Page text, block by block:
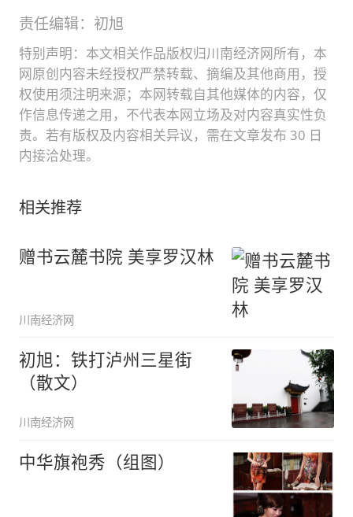
责任编辑：初旭
特别声明：本文相关作品版权归川南经济网所有，本
网原创内容未经授权严禁转载、摘编及其他商用，授
权使用须注明来源；本网转载自其他媒体的内容，仅
作信息传递之用，不代表本网立场及对内容真实性负
责。若有版权及内容相关异议，需在文章发布 30 日
内接洽处理。
相关推荐
赠书云麓书院 美享罗汉林
川南经济网
初旭：铁打泸州三星街
（散文）
川南经济网
中华旗袍秀（组图）